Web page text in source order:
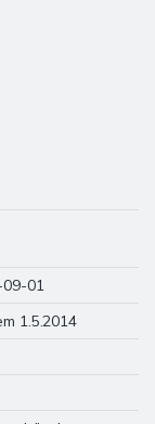
01
1.5.2014